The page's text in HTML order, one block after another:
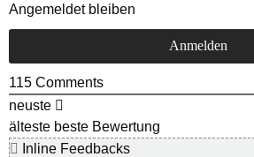
Angemeldet bleiben
115 Comments
neuste
älteste beste Bewertung
Inline Feedbacks